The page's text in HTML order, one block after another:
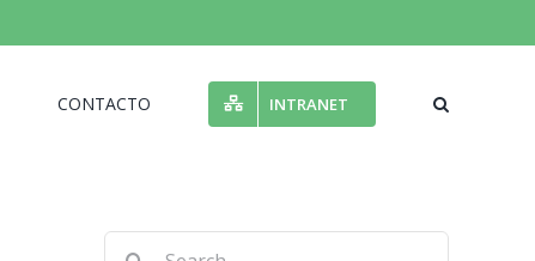
CONTACTO INTRANET
Search